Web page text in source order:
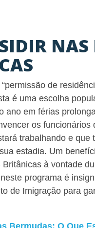
de
é uma escolha
ano em férias
os funcionários
trabalhando e que
estadia. Um
à vontade
programa é
de Imigração para
Bermudas: O Que